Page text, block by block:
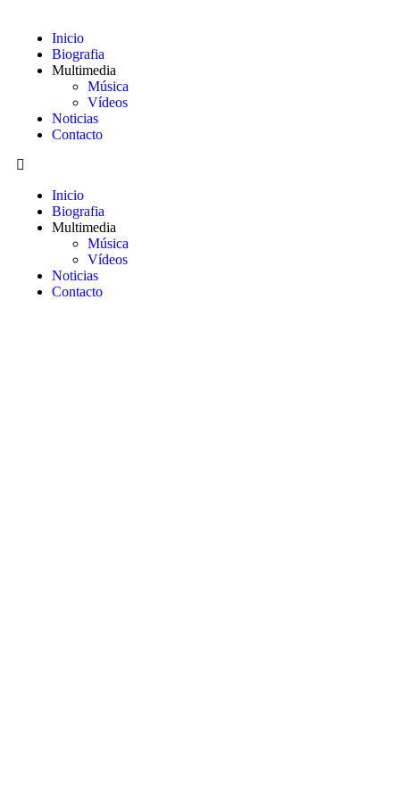
Inicio
Biografia
Multimedia
Música
Vídeos
Noticias
Contacto
Inicio
Biografia
Multimedia
Música
Vídeos
Noticias
Contacto